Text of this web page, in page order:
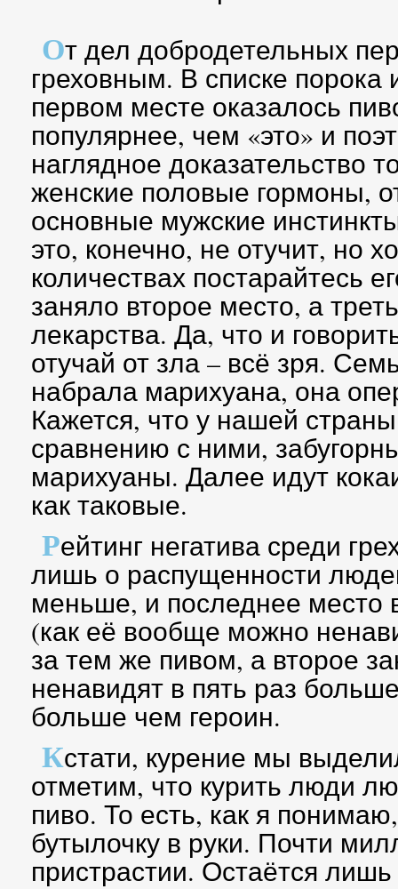
От дел добродетельных
греховным. В списке порока
первом месте оказалось
популярнее, чем «это» и
наглядное доказательство
женские половые гормоны,
основные мужские
это, конечно, не отучит, но
количествах постарайтесь
заняло второе место, а
лекарства. Да, что и
отучай от зла – всё зря.
набрала марихуана, она
Кажется, что у нашей
сравнению с ними,
марихуаны. Далее идут
как таковые.
Рейтинг негатива среди
лишь о распущенности
меньше, и последнее место
(как её вообще можно
за тем же пивом, а второе
ненавидят в пять раз
больше чем героин.
Кстати, курение мы
отметим, что курить люди
пиво. То есть, как я
бутылочку в руки. Почти
пристрастии. Остаётся